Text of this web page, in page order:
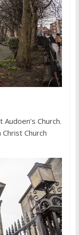
Church.
Church